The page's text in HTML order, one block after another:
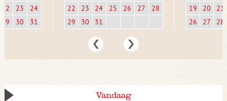
22
23
24
29
30 31
22
23 24 25 26 27
28
29
30 31
19
20
21
26
27 28
Vandaag